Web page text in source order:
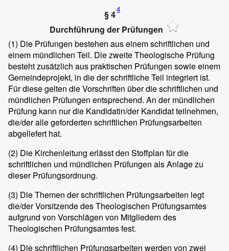
§ 44
Durchführung der Prüfungen
(1) Die Prüfungen bestehen aus einem schriftlichen und
einem mündlichen Teil. Die zweite Theologische Prüfung
besteht zusätzlich aus praktischen Prüfungen sowie einem
Gemeindeprojekt, in die der schriftliche Teil integriert ist.
Für diese gelten die Vorschriften über die schriftlichen und
mündlichen Prüfungen entsprechend. An der mündlichen
Prüfung kann nur die Kandidatin/der Kandidat teilnehmen,
die/der alle geforderten schriftlichen Prüfungsarbeiten
abgeliefert hat.
(2) Die Kirchenleitung erlässt den Stoffplan für die
schriftlichen und mündlichen Prüfungen als Anlage zu
dieser Prüfungsordnung.
(3) Die Themen der schriftlichen Prüfungsarbeiten legt
die/der Vorsitzende des Theologischen Prüfungsamtes
aufgrund von Vorschlägen von Mitgliedern des
Theologischen Prüfungsamtes fest.
(4) Die schriftlichen Prüfungsarbeiten werden von zwei